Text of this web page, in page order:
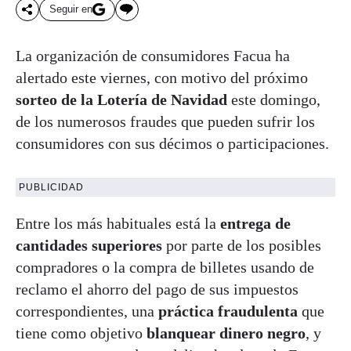
Seguir en
La organización de consumidores Facua ha
alertado este viernes, con motivo del próximo
sorteo de la Lotería de Navidad este domingo,
de los numerosos fraudes que pueden sufrir los
consumidores con sus décimos o participaciones.
PUBLICIDAD
Entre los más habituales está la entrega de
cantidades superiores por parte de los posibles
compradores o la compra de billetes usando de
reclamo el ahorro del pago de sus impuestos
correspondientes, una práctica fraudulenta que
tiene como objetivo blanquear dinero negro, y